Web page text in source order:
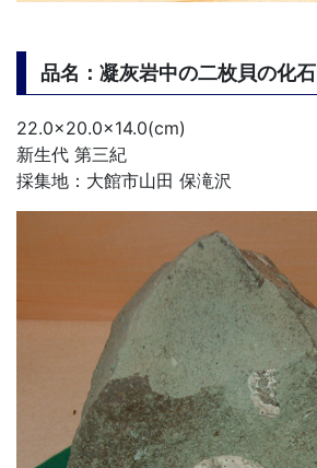
品名：凝灰岩中の二枚貝の化石
22.0×20.0×14.0(cm)
新生代 第三紀
採集地：大館市山田 保滝沢